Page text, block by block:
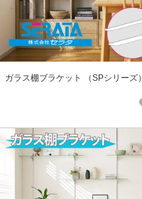
ガラス棚ブラケット （SPシリーズ）